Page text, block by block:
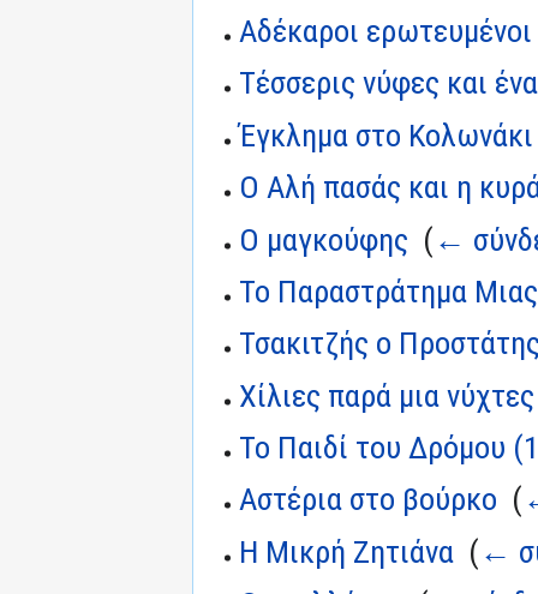
Αδέκαροι ερωτευμένοι
Τέσσερις νύφες και
Έγκλημα στο Κολωνάκι
Ο Αλή πασάς και η
Ο μαγκούφης (←
Το Παραστράτημα
Τσακιτζής ο
Χίλιες παρά μια νύχτες
Το Παιδί του Δρόμου
Αστέρια στο βούρκο (
Η Μικρή Ζητιάνα (←